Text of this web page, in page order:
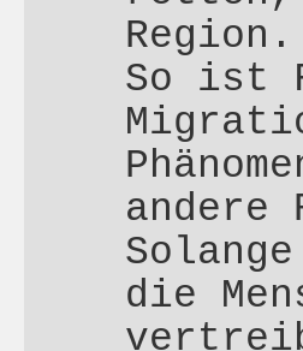
Region.
So ist
die